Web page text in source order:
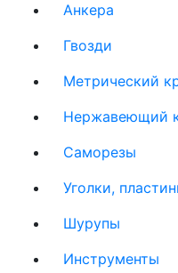
Анкера
Гвозди
Метрический
Нержавеющий
Саморезы
Уголки,
Шурупы
Инструменты